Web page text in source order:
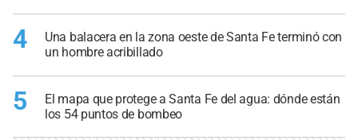
4
Una balacera en la zona oeste de Santa Fe terminó con
un hombre acribillado
5
El mapa que protege a Santa Fe del agua: dónde están
los 54 puntos de bombeo